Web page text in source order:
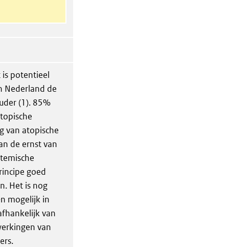
is potentieel
Nederland de
(1). 85%
van atopische
de ernst van
goed
Het is nog
mogelijk in
van
van